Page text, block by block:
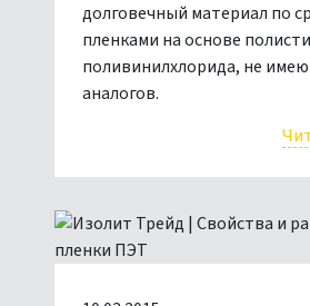
долговечный материал по
пленками на основе
поливинилхлорида, не
аналогов.